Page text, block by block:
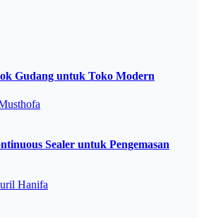
Gudang untuk Toko Modern
Sealer untuk Pengemasan
Hanifa